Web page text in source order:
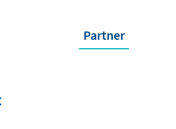
Partner